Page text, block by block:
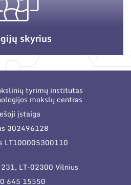
skyrius
tyrimų institutas
mokslų centras
įstaiga
302496128
LT100005300110
LT-02300 Vilnius
645 15550